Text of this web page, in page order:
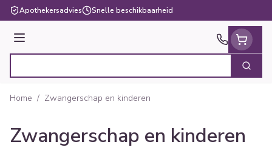
Ga naar de inhoud
Apothekersadvies Snelle beschikbaarheid
Menu
Zoek
Home / Zwangerschap en kinderen
Zwangerschap en kinderen